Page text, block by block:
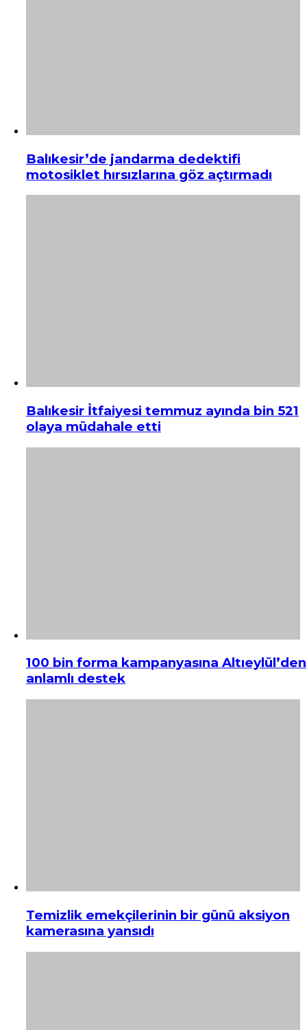
Balıkesir’de jandarma dedektifi
motosiklet hırsızlarına göz açtırmadı
Balıkesir İtfaiyesi temmuz ayında bin 521
olaya müdahale etti
100 bin forma kampanyasına Altıeylül’den
anlamlı destek
Temizlik emekçilerinin bir günü aksiyon
kamerasına yansıdı